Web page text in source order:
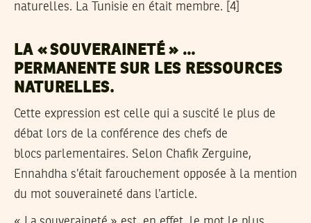
naturelles. La Tunisie en était membre. [4]
LA « SOUVERAINETÉ » …
PERMANENTE SUR LES RESSOURCES
NATURELLES.
Cette expression est celle qui a suscité le plus de
débat lors de la conférence des chefs de
blocs parlementaires. Selon Chafik Zerguine,
Ennahdha s’était farouchement opposée à la mention
du mot souveraineté dans l’article.